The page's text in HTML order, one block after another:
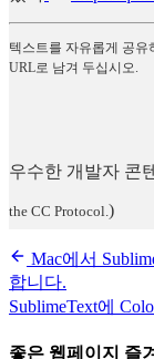
텍스트를 자유롭게 공
URL로 남겨 두십시오.
우수한 개발자 콘
the CC Protocol. )
Mac에서
합니다.
SublimeText에
좋은 웹페이지 즐